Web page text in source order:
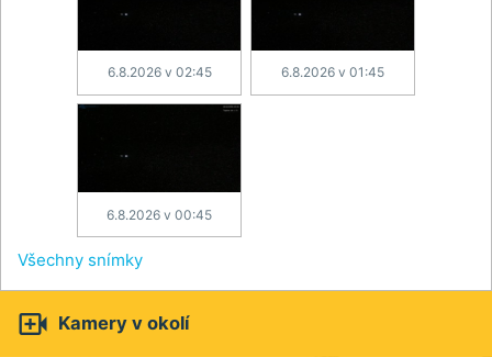
6.8.2026 v 02:45 6.8.2026 v 01:45
6.8.2026 v 00:45
Všechny snímky
 Kamery v okolí